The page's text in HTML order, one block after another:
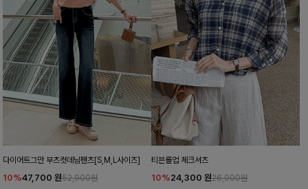
다이어트그만 부츠컷데님팬츠[S,M,L사이즈]
10%47,700 원52,900원
티븐롤업 체크셔츠
10%24,300 원26,900원